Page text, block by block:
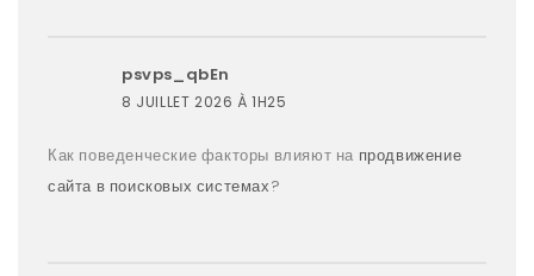
psvps_qbEn
8 JUILLET 2026 À 1H25
Как поведенческие факторы влияют на продвижение
сайта в поисковых системах?